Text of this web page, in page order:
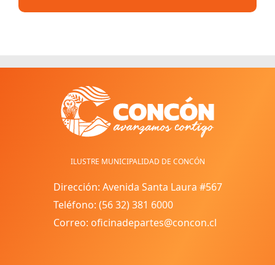
ILUSTRE MUNICIPALIDAD DE CONCÓN
Dirección: Avenida Santa Laura #567
Teléfono: (56 32) 381 6000
Correo: oficinadepartes@concon.cl